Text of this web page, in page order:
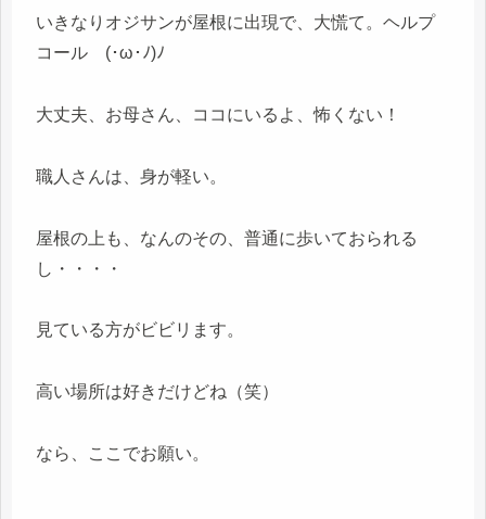
いきなりオジサンが屋根に出現で、大慌て。ヘルプ
コール (･ω･ﾉ)ﾉ
大丈夫、お母さん、ココにいるよ、怖くない！
職人さんは、身が軽い。
屋根の上も、なんのその、普通に歩いておられる
し・・・・
見ている方がビビリます。
高い場所は好きだけどね（笑）
なら、ここでお願い。